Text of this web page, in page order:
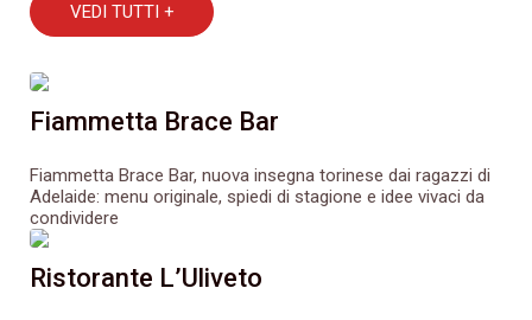
VEDI TUTTI +
Fiammetta Brace Bar
Fiammetta Brace Bar, nuova insegna torinese dai ragazzi di
Adelaide: menu originale, spiedi di stagione e idee vivaci da
condividere
Ristorante L’Uliveto